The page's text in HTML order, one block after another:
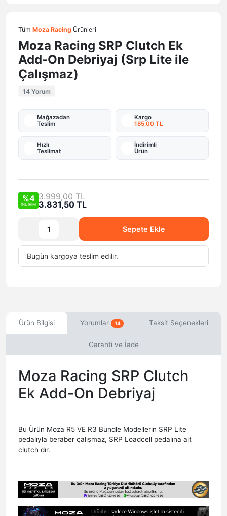
Tüm Moza Racing Ürünleri
Moza Racing SRP Clutch Ek
Add-On Debriyaj (Srp Lite ile
Çalışmaz)
14 Yorum
Mağazadan
Teslim
Kargo
185,00 TL
Hızlı
Teslimat
İndirimli
Ürün
%4
İNDİRİM
3.999,00 TL
3.831,50 TL
Sepete Ekle
Bugün kargoya teslim edilir.
Ürün Bilgisi Yorumlar 14 Taksit Seçenekleri
Garanti ve İade
Moza Racing SRP Clutch
Ek Add-On Debriyaj
Bu Ürün Moza R5 VE R3 Bundle Modellerin SRP Lite
pedalıyla beraber çalışmaz, SRP Loadcell pedalına ait
clutch dır.